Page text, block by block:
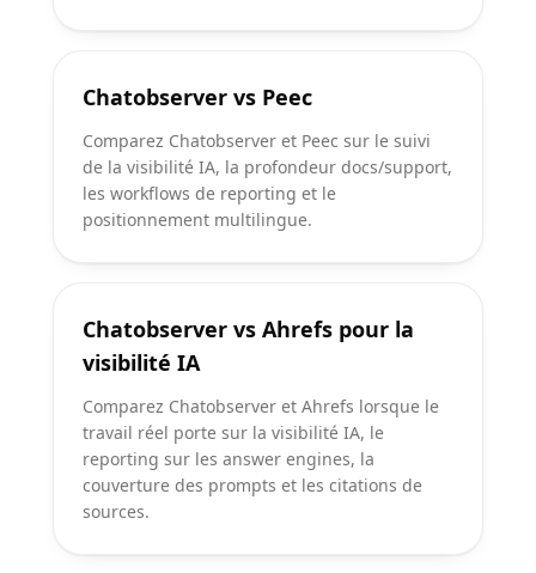
Chatobserver vs Peec
Comparez Chatobserver et Peec sur le suivi
de la visibilité IA, la profondeur docs/support,
les workflows de reporting et le
positionnement multilingue.
Chatobserver vs Ahrefs pour la
visibilité IA
Comparez Chatobserver et Ahrefs lorsque le
travail réel porte sur la visibilité IA, le
reporting sur les answer engines, la
couverture des prompts et les citations de
sources.